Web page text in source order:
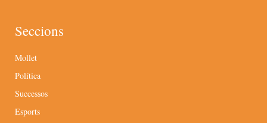
Seccions
Mollet
Política
Successos
Esports